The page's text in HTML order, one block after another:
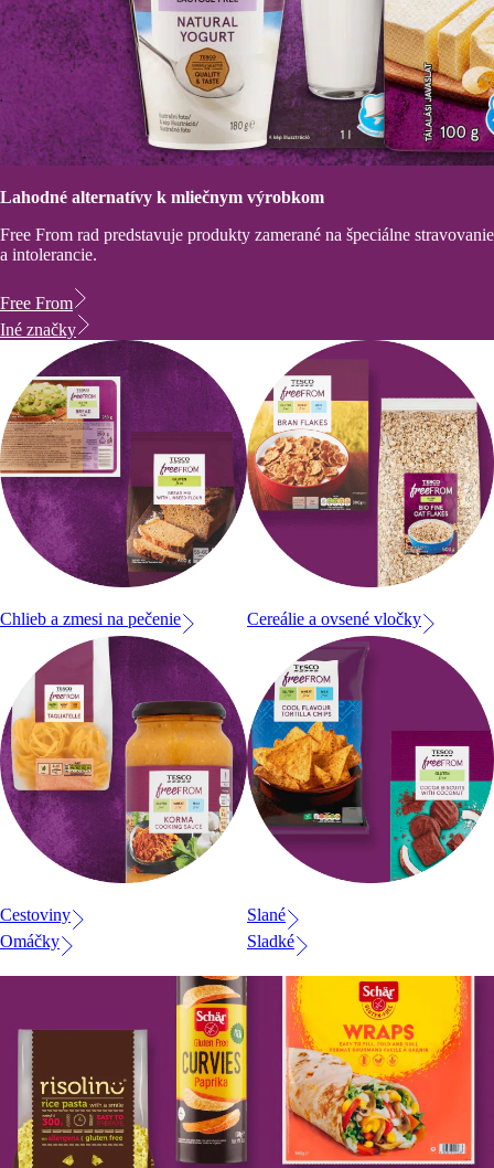
Lahodné alternatívy k mliečnym výrobkom
Free From rad predstavuje produkty zamerané na špeciálne stravovanie
a intolerancie.
Free From
Iné značky
Chlieb a zmesi na pečenie Cereálie a ovsené vločky
Cestoviny
Omáčky
Slané
Sladké